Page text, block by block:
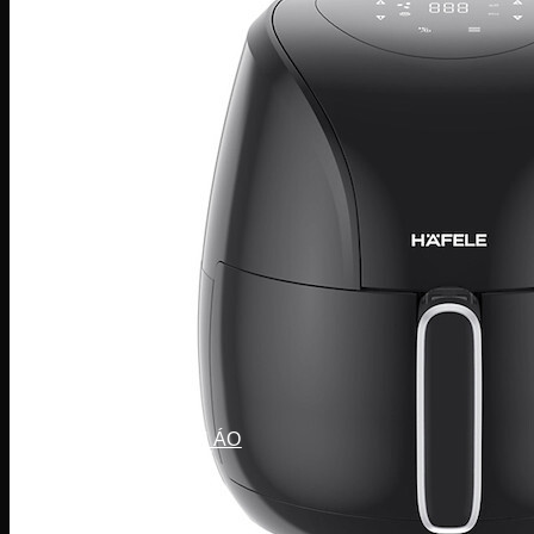
Điều hòa Ecool
Điều hòa Sunhouse
Điều hòa Fujiaire
Điều hòa General
Điều hòa Sumikura
Máy giặt LG
Máy giặt Beko
Máy giặt Aqua
Máy giặt Sharp
Máy giặt Bosch
Máy giặt Casper
Máy giặt Panasonic
Máy giặt Electrolux
MÁY SẤY QUẦN ÁO
Máy sấy LG
Máy sấy Aqua
Máy sấy Candy